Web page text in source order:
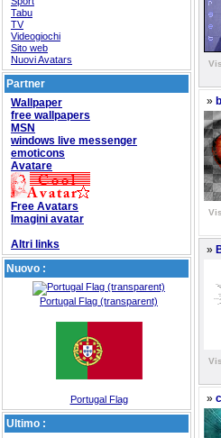
Tabu
TV
Videogiochi
Sito web
Nuovi Avatars
Partner
Wallpaper
free wallpapers
MSN
windows live messenger
emoticons
Avatare
Free Avatars
Imagini avatar
Altri links
Nuovo :
Portugal Flag (transparent)
Portugal Flag
Ultimo :
»
»
»